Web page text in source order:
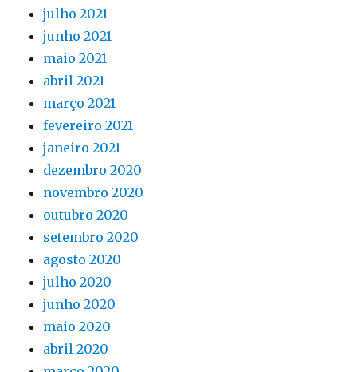
julho 2021
junho 2021
maio 2021
abril 2021
março 2021
fevereiro 2021
janeiro 2021
dezembro 2020
novembro 2020
outubro 2020
setembro 2020
agosto 2020
julho 2020
junho 2020
maio 2020
abril 2020